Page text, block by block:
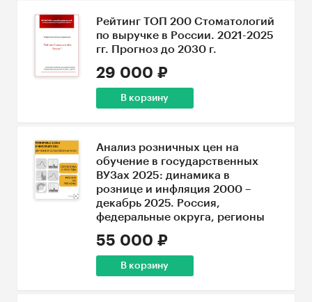
Рейтинг ТОП 200 Стоматологий
по выручке в России. 2021-2025
гг. Прогноз до 2030 г.
29 000 ₽
В корзину
Анализ розничных цен на
обучение в государственных
ВУЗах 2025: динамика в
рознице и инфляция 2000 –
декабрь 2025. Россия,
федеральные округа, регионы
55 000 ₽
В корзину